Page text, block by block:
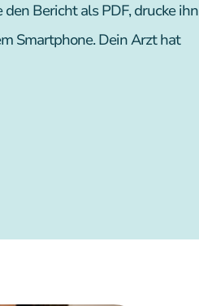
den Bericht als PDF, drucke ihn
Smartphone. Dein Arzt hat